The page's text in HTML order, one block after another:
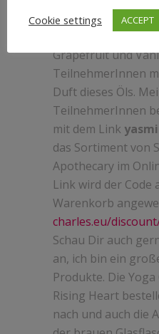
ist eine Mischung
wie Bergamotte,
Grapefruit und
TeilnehmerInnen
Duft dieses Öls.
TeilnehmerInnen
mit dem Link
das Sortiment von
Apothecary im
Link wird der Code
Warenkorb
charles.eu/
Schau Dir auch
an, ich bin ein
Produkte. Die
Rising Heart
nach und auch die
Cookie settings
ACCEPT